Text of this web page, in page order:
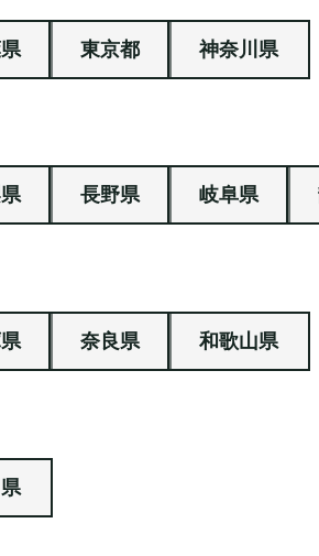
東京都 神奈川県
長野県 岐阜県
奈良県 和歌山県